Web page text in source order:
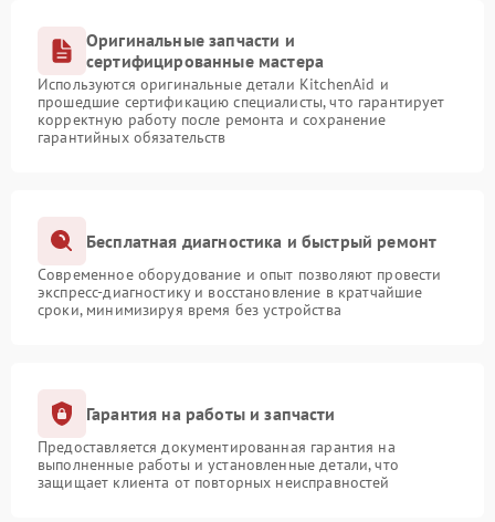
Оригинальные запчасти и
сертифицированные мастера
Используются оригинальные детали KitchenAid и
прошедшие сертификацию специалисты, что гарантирует
корректную работу после ремонта и сохранение
гарантийных обязательств
Бесплатная диагностика и быстрый ремонт
Современное оборудование и опыт позволяют провести
экспресс-диагностику и восстановление в кратчайшие
сроки, минимизируя время без устройства
Гарантия на работы и запчасти
Предоставляется документированная гарантия на
выполненные работы и установленные детали, что
защищает клиента от повторных неисправностей